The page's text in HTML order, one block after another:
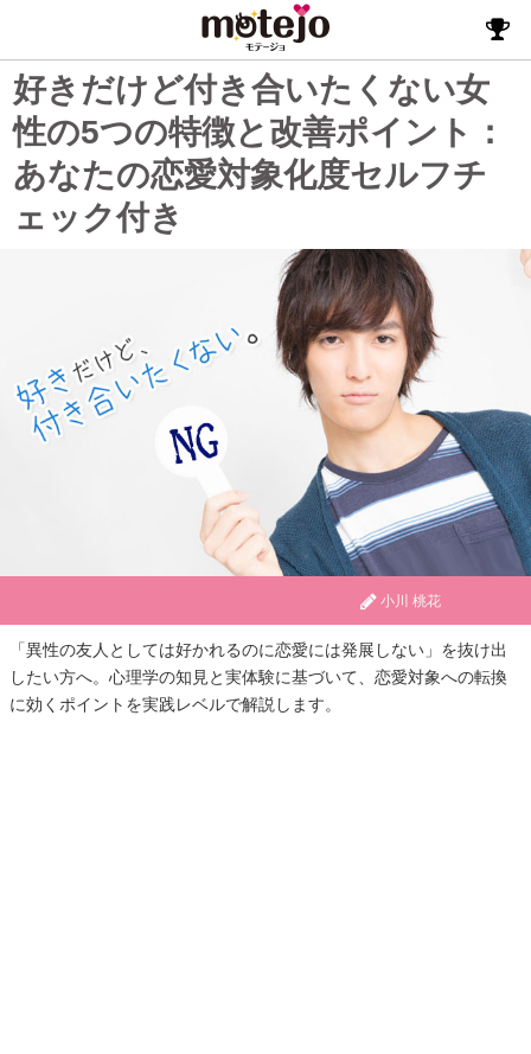
好きだけど付き合いたくない女
性の5つの特徴と改善ポイント：
あなたの恋愛対象化度セルフチ
ェック付き
小川 桃花
「異性の友人としては好かれるのに恋愛には発展しない」を抜け出
したい方へ。心理学の知見と実体験に基づいて、恋愛対象への転換
に効くポイントを実践レベルで解説します。